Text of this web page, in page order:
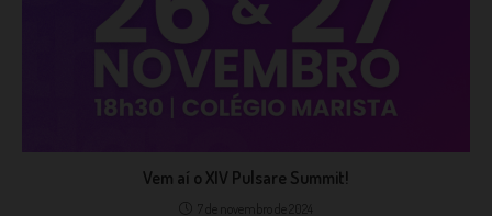
Vem aí o XIV Pulsare Summit!
7 de novembro de 2024